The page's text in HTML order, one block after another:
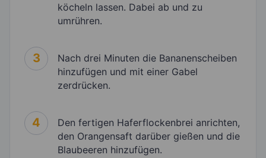
köcheln lassen. Dabei ab und zu
umrühren.
3
Nach drei Minuten die Bananenscheiben
hinzufügen und mit einer Gabel
zerdrücken.
4
Den fertigen Haferflockenbrei anrichten,
den Orangensaft darüber gießen und die
Blaubeeren hinzufügen.